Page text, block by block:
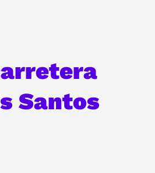
Santos